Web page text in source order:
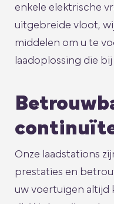
enkele elektrische
uitgebreide vloot,
middelen om u te
laadoplossing die bij
Onze laadstations
prestaties en
uw voertuigen altijd